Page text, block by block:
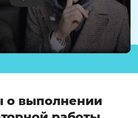
о выполнении